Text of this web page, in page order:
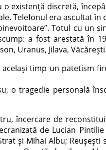
existență discretă,
Telefonul era ascultat
Totul cu un
a fost arestată în
Uranus, Jilava,
timp un patetism
o tragedie personală
încercare de
de Lucian
şi Mihai Albu;